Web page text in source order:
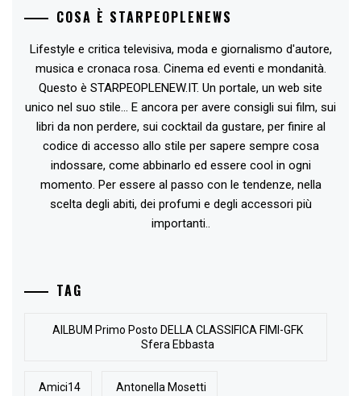
COSA È STARPEOPLENEWS
Lifestyle e critica televisiva, moda e giornalismo d'autore,
musica e cronaca rosa. Cinema ed eventi e mondanità.
Questo è STARPEOPLENEW.IT. Un portale, un web site
unico nel suo stile... E ancora per avere consigli sui film, sui
libri da non perdere, sui cocktail da gustare, per finire al
codice di accesso allo stile per sapere sempre cosa
indossare, come abbinarlo ed essere cool in ogni
momento. Per essere al passo con le tendenze, nella
scelta degli abiti, dei profumi e degli accessori più
importanti..
TAG
AlLBUM Primo Posto DELLA CLASSIFICA FIMI-GFK
Sfera Ebbasta
Amici14 Antonella Mosetti